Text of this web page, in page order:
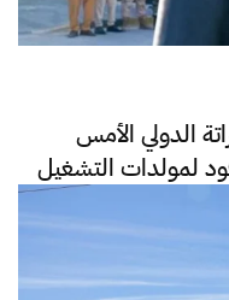
الدولي الأمس
لمولدات التشغيل